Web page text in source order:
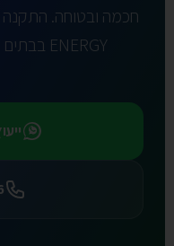
ENERGY בבתים פרטיים ובניינים משותפים.